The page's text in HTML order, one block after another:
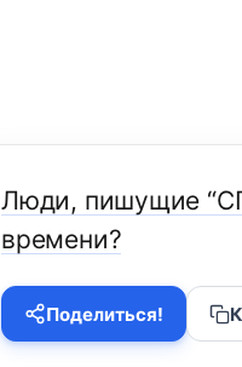
Люди, пишущие
времени?
Поделиться!